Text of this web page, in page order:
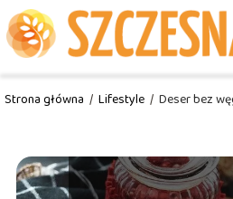
Strona główna / Lifestyle / Deser bez